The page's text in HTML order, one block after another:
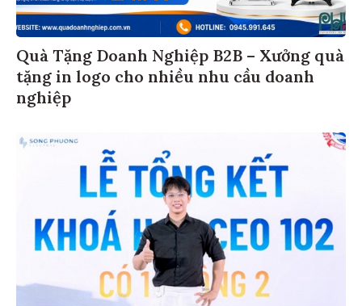
Quà Tặng Doanh Nghiệp B2B – Xưởng quà
tặng in logo cho nhiều nhu cầu doanh
nghiệp